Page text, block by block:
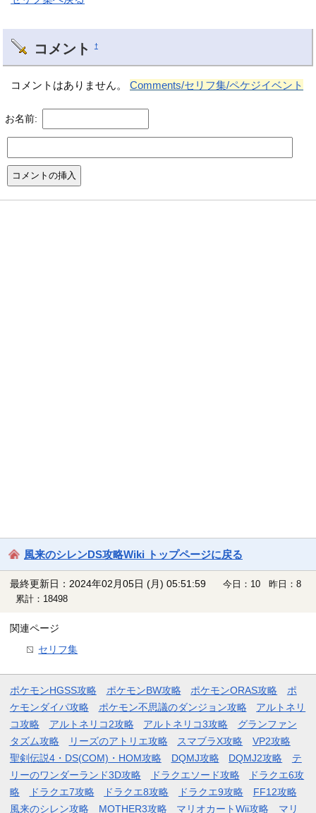
コメント †
コメントはありません。Comments/セリフ集/ペケジイベント
お名前:
風来のシレンDS攻略Wiki トップページに戻る
最終更新日：2024年02月05日 (月) 05:51:59
今日：10 昨日：8
累計：18498
関連ページ
セリフ集
ポケモンHGSS攻略 ポケモンBW攻略 ポケモンORAS攻略
ポ
ケモンダイパ攻略
ポケモン不思議のダンジョン攻略
アルトネリ
コ攻略
アルトネリコ2攻略 アルトネリコ3攻略
グランファン
タズム攻略
リーズのアトリエ攻略 スマブラX攻略
VP2攻略
聖剣伝説4・DS(COM)・HOM攻略
DQMJ攻略 DQMJ2攻略
テ
リーのワンダーランド3D攻略
ドラクエソード攻略
ドラクエ6攻
略
ドラクエ7攻略 ドラクエ8攻略 ドラクエ9攻略
FF12攻略
風来のシレン攻略
MOTHER3攻略 マリオカートWii攻略 マリ